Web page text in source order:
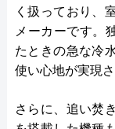
く扱っており、
メーカーです。
たときの急な冷
使い心地が実現さ
さらに、追い焚